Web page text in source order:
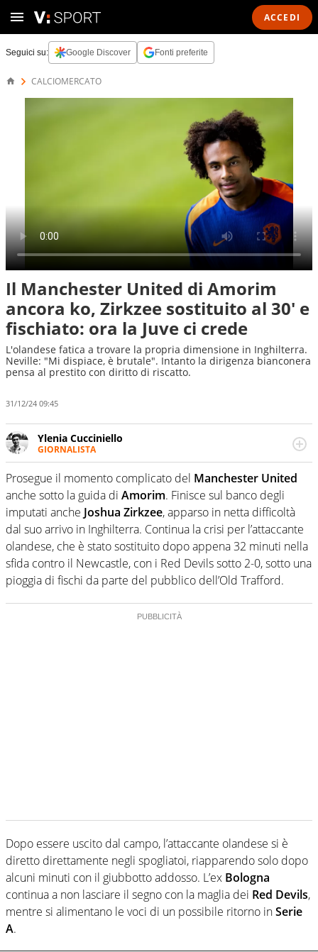
ACCEDI
Seguici su: Google Discover Fonti preferite
CALCIOMERCATO
Il Manchester United di Amorim
ancora ko, Zirkzee sostituito al 30' e
fischiato: ora la Juve ci crede
L'olandese fatica a trovare la propria dimensione in Inghilterra.
Neville: "Mi dispiace, è brutale". Intanto la dirigenza bianconera
pensa al prestito con diritto di riscatto.
31/12/24 09:45
Ylenia Cucciniello
GIORNALISTA
Appassionatissima di tutto lo sport: scrive di calcio
giocato ma non rinuncia allo sguardo sull'extra campo,
dove spesso si trovano risposte che il rettangolo verde
non riesce a restituire
Prosegue il momento complicato del Manchester United
anche sotto la guida di Amorim. Finisce sul banco degli
imputati anche Joshua Zirkzee, apparso in netta difficoltà
dal suo arrivo in Inghilterra. Continua la crisi per l’attaccante
olandese, che è stato sostituito dopo appena 32 minuti nella
sfida contro il Newcastle, con i Red Devils sotto 2-0, sotto una
pioggia di fischi da parte del pubblico dell’Old Trafford.
Dopo essere uscito dal campo, l’attaccante olandese si è
diretto direttamente negli spogliatoi, riapparendo solo dopo
alcuni minuti con il giubbotto addosso. L’ex Bologna
continua a non lasciare il segno con la maglia dei Red Devils,
mentre si alimentano le voci di un possibile ritorno inSerie
A.